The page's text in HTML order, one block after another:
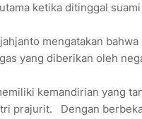
ketika ditinggal
mengatakan
yang diberikan oleh
kemandirian yang
prajurit. Dengan